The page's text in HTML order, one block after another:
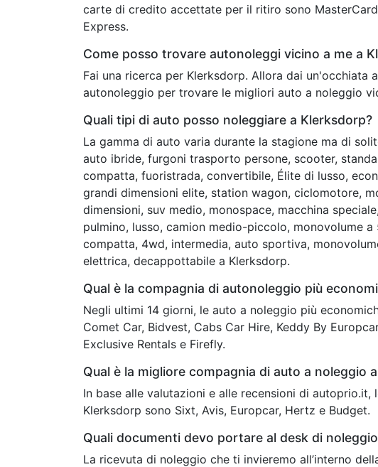
carte di credito accettate per il ritiro sono
Express.
Come posso trovare autonoleggi vicino a me a
Fai una ricerca per Klerksdorp. Allora dai un'occhiata
autonoleggio per trovare le migliori auto a noleggio
Quali tipi di auto posso noleggiare a Klerksdorp?
La gamma di auto varia durante la stagione ma di
auto ibride, furgoni trasporto persone, scooter,
compatta, fuoristrada, convertibile, Élite di lusso,
grandi dimensioni elite, station wagon, ciclomotore,
dimensioni, suv medio, monospace, macchina
pulmino, lusso, camion medio-piccolo, monovolume
compatta, 4wd, intermedia, auto sportiva,
elettrica, decappottabile a Klerksdorp.
Qual è la compagnia di autonoleggio più
Negli ultimi 14 giorni, le auto a noleggio più
Comet Car, Bidvest, Cabs Car Hire, Keddy By
Exclusive Rentals e Firefly.
Qual è la migliore compagnia di auto a noleggio
In base alle valutazioni e alle recensioni di
Klerksdorp sono Sixt, Avis, Europcar, Hertz e Budget.
Quali documenti devo portare al desk di
La ricevuta di noleggio che ti invieremo all’interno